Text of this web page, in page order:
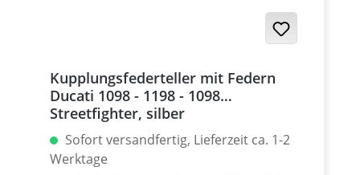
Kupplungsfederteller mit Federn
Ducati 1098 - 1198 - 1098
Streetfighter, silber
Sofort versandfertig, Lieferzeit ca. 1-2
Werktage